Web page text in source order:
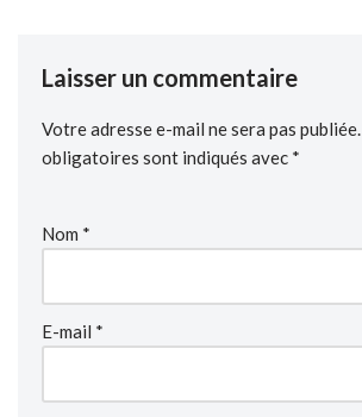
Laisser un commentaire
Votre adresse e-mail ne sera pas publiée.
obligatoires sont indiqués avec *
Nom *
E-mail *